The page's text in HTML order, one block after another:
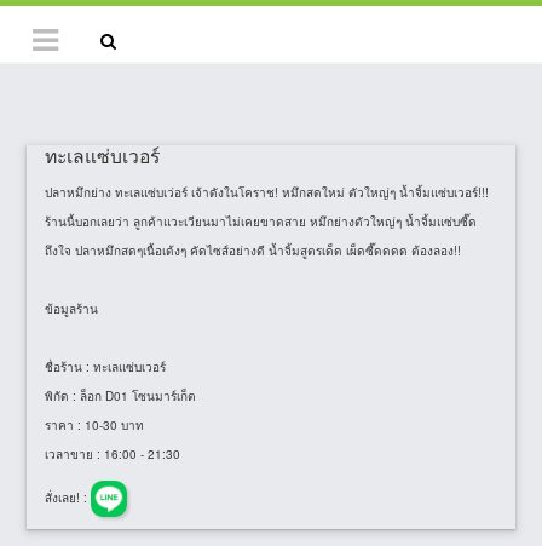
ทะเลแซ่บเวอร์
ปลาหมึกย่าง ทะเลแซ่บเว่อร์ เจ้าดังในโคราช! หมึกสดใหม่ ตัวใหญ่ๆ น้ำจิ้มแซ่บเวอร์!!!
ร้านนี้บอกเลยว่า ลูกค้าแวะเวียนมาไม่เคยขาดสาย หมึกย่างตัวใหญ่ๆ น้ำจิ้มแซ่บซี๊ด
ถึงใจ ปลาหมึกสดๆเนื้อเด้งๆ คัดไซส์อย่างดี น้ำจิ้มสูตรเด็ด เผ็ดซี๊ดดดด ต้องลอง!!
ข้อมูลร้าน
ชื่อร้าน: ทะเลแซ่บเวอร์
พิกัด : ล็อก D01 โซนมาร์เก็ต
ราคา : 10-30 บาท
เวลาขาย : 16:00 - 21:30
สั่งเลย! :